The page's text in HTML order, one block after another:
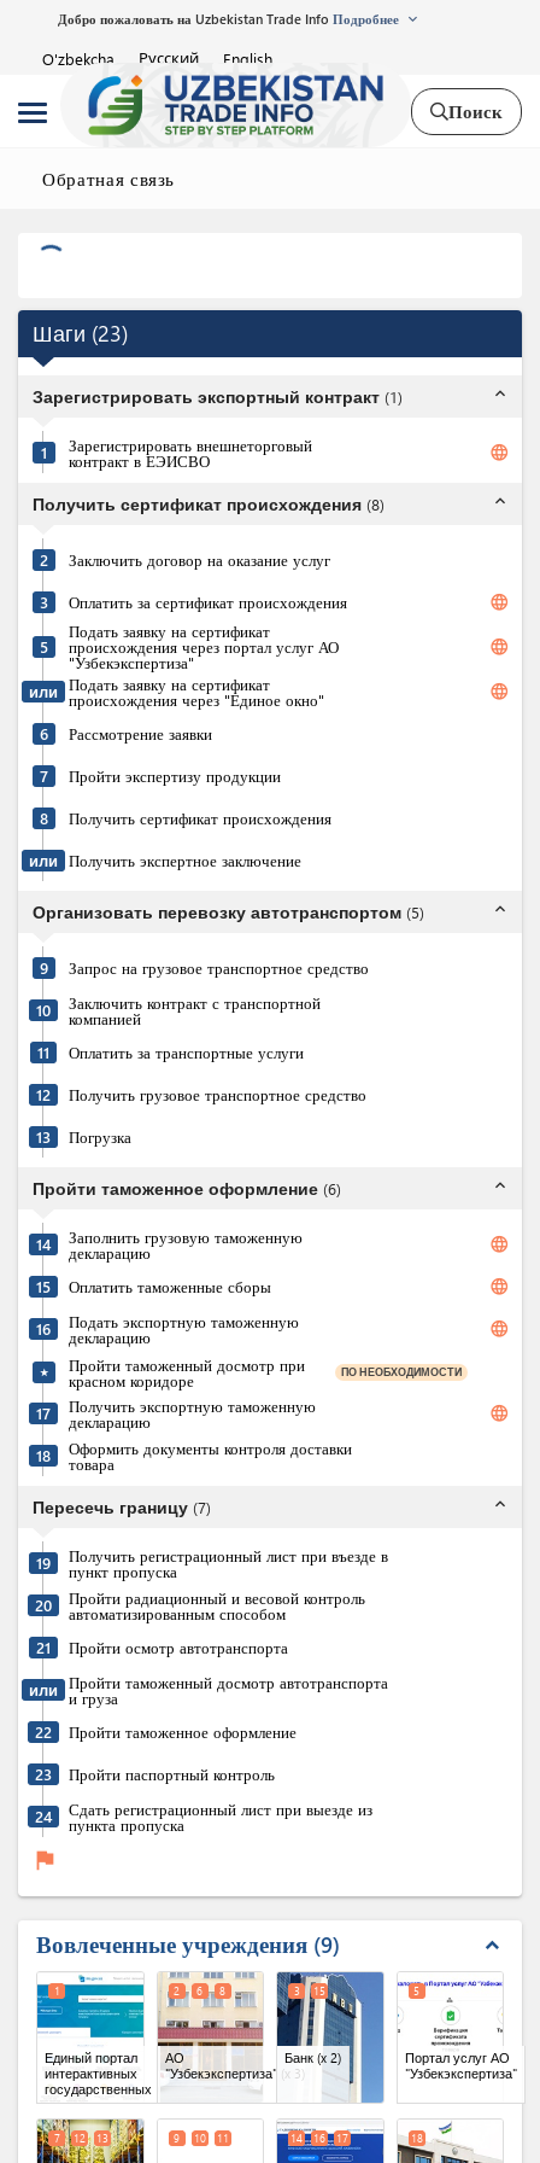
Добро пожаловать на Uzbekistan Trade Info Подробнее
O'zbekcha Русский English
Поиск
Обратная связь
Шаги (23)
Зарегистрировать экспортный контракт (1) expand_less
1 Зарегистрировать внешнеторговый
контракт в ЕЭИСВО language
Получить сертификат происхождения (8) expand_less
2 Заключить договор на оказание услуг
3 Оплатить за сертификат происхождения language
5
Подать заявку на сертификат
происхождения через портал услуг АО
"Узбекэкспертиза"
language
или Подать заявку на сертификат
происхождения через "Единое окно" language
6 Рассмотрение заявки
7 Пройти экспертизу продукции
8 Получить сертификат происхождения
или Получить экспертное заключение
Организовать перевозку автотранспортом (5) expand_less
9 Запрос на грузовое транспортное средство
10 Заключить контракт с транспортной
компанией
11
Оплатить за транспортные услуги
12 Получить грузовое транспортное средство
13 Погрузка
Пройти таможенное оформление (6) expand_less
14 Заполнить грузовую таможенную
декларацию language
15 Оплатить таможенные сборы language
16 Подать экспортную таможенную
декларацию language
★ Пройти таможенный досмотр при
красном коридоре ПО НЕОБХОДИМОСТИ
17 Получить экспортную таможенную
декларацию language
18 Оформить документы контроля доставки
товара
Пересечь границу (7) expand_less
19 Получить регистрационный лист при въезде в
пункт пропуска
20
Пройти радиационный и весовой контроль
автоматизированным способом
21
Пройти осмотр автотранспорта
или Пройти таможенный досмотр автотранспорта
и груза
22
Пройти таможенное оформление
23 Пройти паспортный контроль
24 Сдать регистрационный лист при выезде из
пункта пропуска
flag
Вовлеченные учреждения 9 expand_less
Единый портал
интерактивных
государственных
услуг
1
АО
"Узбекэкспертиза" (x 3)
2 6 8
Банк (x 2)
3 15
Портал услуг АО
"Узбекэкспертиза"
5
7 12 13 9 10 11 14 16 17 18